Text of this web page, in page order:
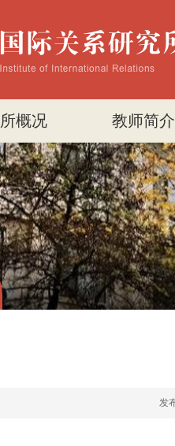
概况 教师简介
发